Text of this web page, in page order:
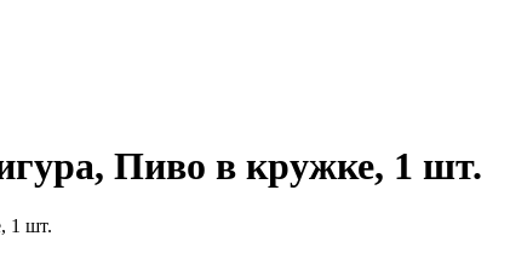
Пиво в кружке, 1 шт.
1 шт.